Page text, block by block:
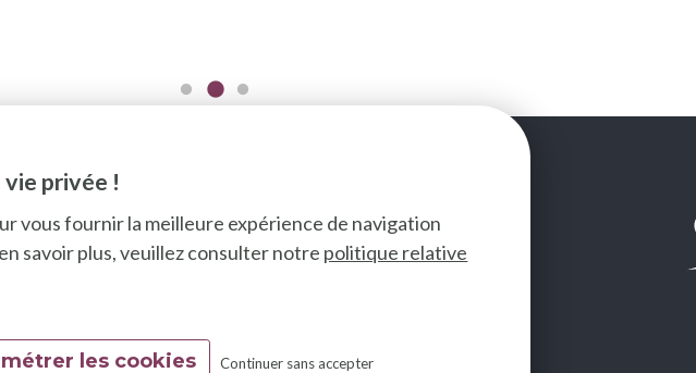
privée !
vous fournir la meilleure expérience de navigation
savoir plus, veuillez consulter notre politique relative
Continuer sans accepter
les cookies
SUIVEZ-NOUS